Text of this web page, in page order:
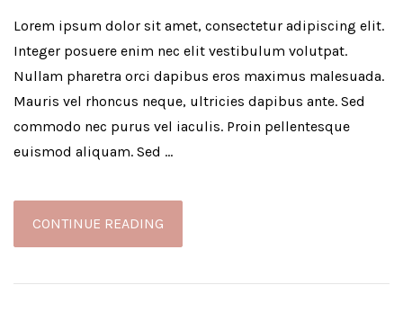
Lorem ipsum dolor sit amet, consectetur adipiscing elit.
Integer posuere enim nec elit vestibulum volutpat.
Nullam pharetra orci dapibus eros maximus malesuada.
Mauris vel rhoncus neque, ultricies dapibus ante. Sed
commodo nec purus vel iaculis. Proin pellentesque
euismod aliquam. Sed …
CONTINUE READING